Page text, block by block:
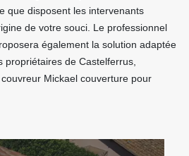
que disposent les intervenants
de votre souci. Le professionnel
également la solution adaptée
de Castelferrus,
Mickael couverture pour